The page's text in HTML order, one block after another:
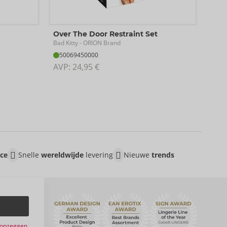
Over The Door Restraint Set
Bad Kitty- ORION Brand
50069450000
AVP: 24,95 €
Snelle wereldwijdelevering Nieuwe trends